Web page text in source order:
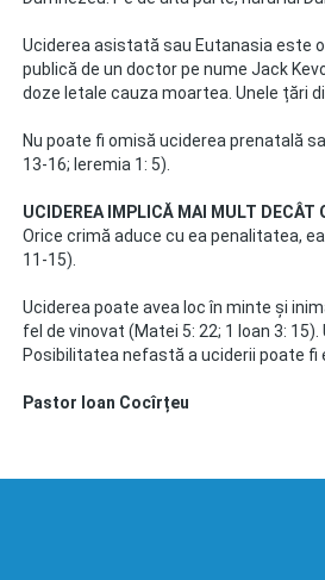
Uciderea asistată sau Eutanasia este
publică de un doctor pe nume Jack
doze letale cauza moartea. Unele țări
Nu poate fi omisă uciderea prenatală
13-16; Ieremia 1: 5).
UCIDEREA IMPLICĂ MAI MULT DECÂT
Orice crimă aduce cu ea penalitatea,
11-15).
Uciderea poate avea loc în minte și
fel de vinovat (Matei 5: 22; 1 Ioan 3:
Posibilitatea nefastă a uciderii poate fi
Pastor Ioan Cocîrțeu